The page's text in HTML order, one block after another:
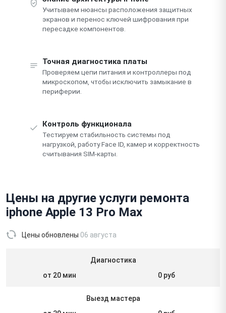
Учитываем нюансы расположения защитных
экранов и перенос ключей шифрования при
пересадке компонентов.
Точная диагностика платы
Проверяем цепи питания и контроллеры под
микроскопом, чтобы исключить замыкание в
периферии.
Контроль функционала
Тестируем стабильность системы под
нагрузкой, работу Face ID, камер и корректность
считывания SIM-карты.
Цены на другие услуги ремонта
iphone Apple 13 Pro Max
Цены обновлены 06 августа
Диагностика
от 20 мин
0 руб
Выезд мастера